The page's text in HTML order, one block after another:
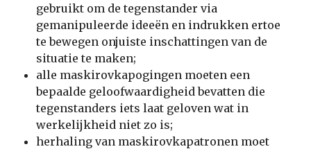
gebruikt om de tegenstander via
gemanipuleerde ideeën en indrukken ertoe
te bewegen onjuiste inschattingen van de
situatie te maken;
alle maskirovkapogingen moeten een
bepaalde geloofwaardigheid bevatten die
tegenstanders iets laat geloven wat in
werkelijkheid niet zo is;
herhaling van maskirovkapatronen moet